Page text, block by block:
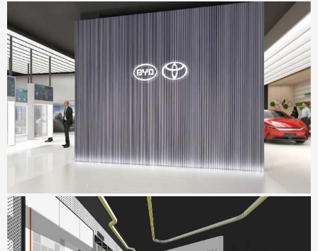
坪山比丰展厅